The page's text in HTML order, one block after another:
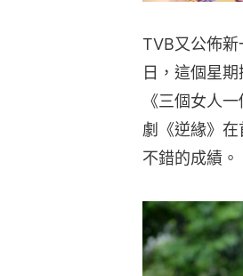
TVB又公佈
日，這個星
《三個女人
劇《逆緣》
不錯的成績。